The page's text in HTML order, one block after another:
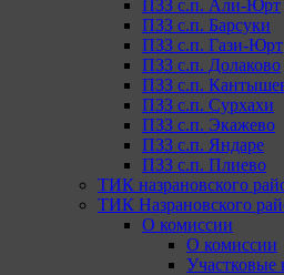
ПЗЗ с.п. Али-Юрт
ПЗЗ с.п. Барсуки
ПЗЗ с.п. Гази-Юрт
ПЗЗ с.п. Долаково
ПЗЗ с.п.
ПЗЗ с.п. Сурхахи
ПЗЗ с.п. Экажево
ПЗЗ с.п. Яндаре
ПЗЗ с.п. Плиево
ТИК назрановского
ТИК Назрановского
О комиссии
О комиссии
Участковые